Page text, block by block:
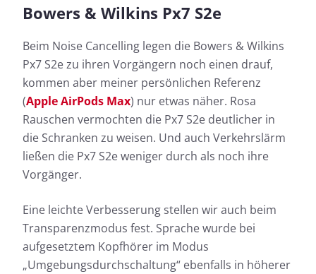
Bowers & Wilkins Px7 S2e
Beim Noise Cancelling legen die Bowers & Wilkins
Px7 S2e zu ihren Vorgängern noch einen drauf,
kommen aber meiner persönlichen Referenz
(Apple AirPods Max) nur etwas näher. Rosa
Rauschen vermochten die Px7 S2e deutlicher in
die Schranken zu weisen. Und auch Verkehrslärm
ließen die Px7 S2e weniger durch als noch ihre
Vorgänger.
Eine leichte Verbesserung stellen wir auch beim
Transparenzmodus fest. Sprache wurde bei
aufgesetztem Kopfhörer im Modus
„Umgebungsdurchschaltung“ ebenfalls in höherer